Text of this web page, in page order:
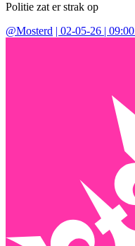
Politie zat er strak op
@Mosterd 02-05-26 | 09:00